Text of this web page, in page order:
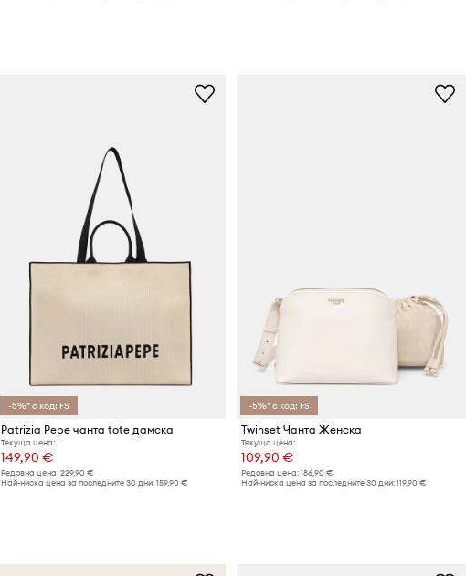
-5%* с код: FS
Patrizia Pepe чанта tote дамска
Текуща цена:
149,90 €
Редовна цена: 229,90 €
Най-ниска цена за последните 30 дни: 159,90 €
-5%* с код: FS
Twinset Чанта Женска
Текуща цена:
109,90 €
Редовна цена: 186,90 €
Най-ниска цена за последните 30 дни: 119,90 €